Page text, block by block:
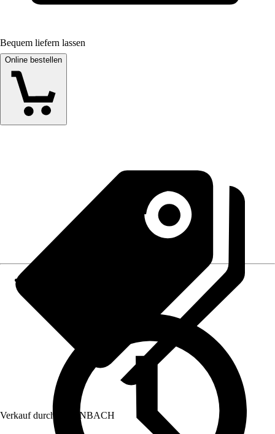
Bequem liefern lassen
Online bestellen
Verkauf durch: HORNBACH